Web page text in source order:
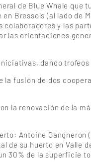
de Blue Whale que
Bressols (al lado de
y las
las orientaciones
dando trofeos
fusión de dos
la renovación de la
Antoine Gangneron
de su huerto en Valle
30% de la superficie